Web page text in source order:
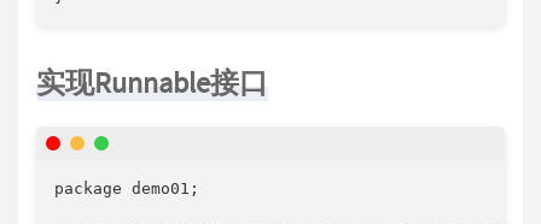
实现Runnable接口
package demo01;